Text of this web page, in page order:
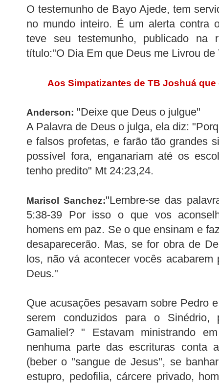
O testemunho de Bayo Ajede, tem
no mundo inteiro. É um alerta contra
teve seu testemunho, publicado na
título:"O Dia Em que Deus me Livrou de
Aos Simpatizantes de TB Joshuá
Anderson: "Deixe que Deus o julgue"
A Palavra de Deus o julga, ela diz:
e falsos profetas, e farão tão grandes
possível fora, enganariam até os
tenho predito" Mt 24:23,24.
Marisol Sanchez:"Lembre-se das
5:38-39 Por isso o que vos
homens em paz. Se o que ensinam e
desaparecerão. Mas, se for obra de
los, não vá acontecer vocês acabarem
Deus."
Que acusações pesavam sobre Pedro
serem conduzidos para o Sinédrio,
Gamaliel? " Estavam ministrando
nenhuma parte das escrituras conta
(beber o "sangue de Jesus", se
estupro, pedofilia, cárcere privado,